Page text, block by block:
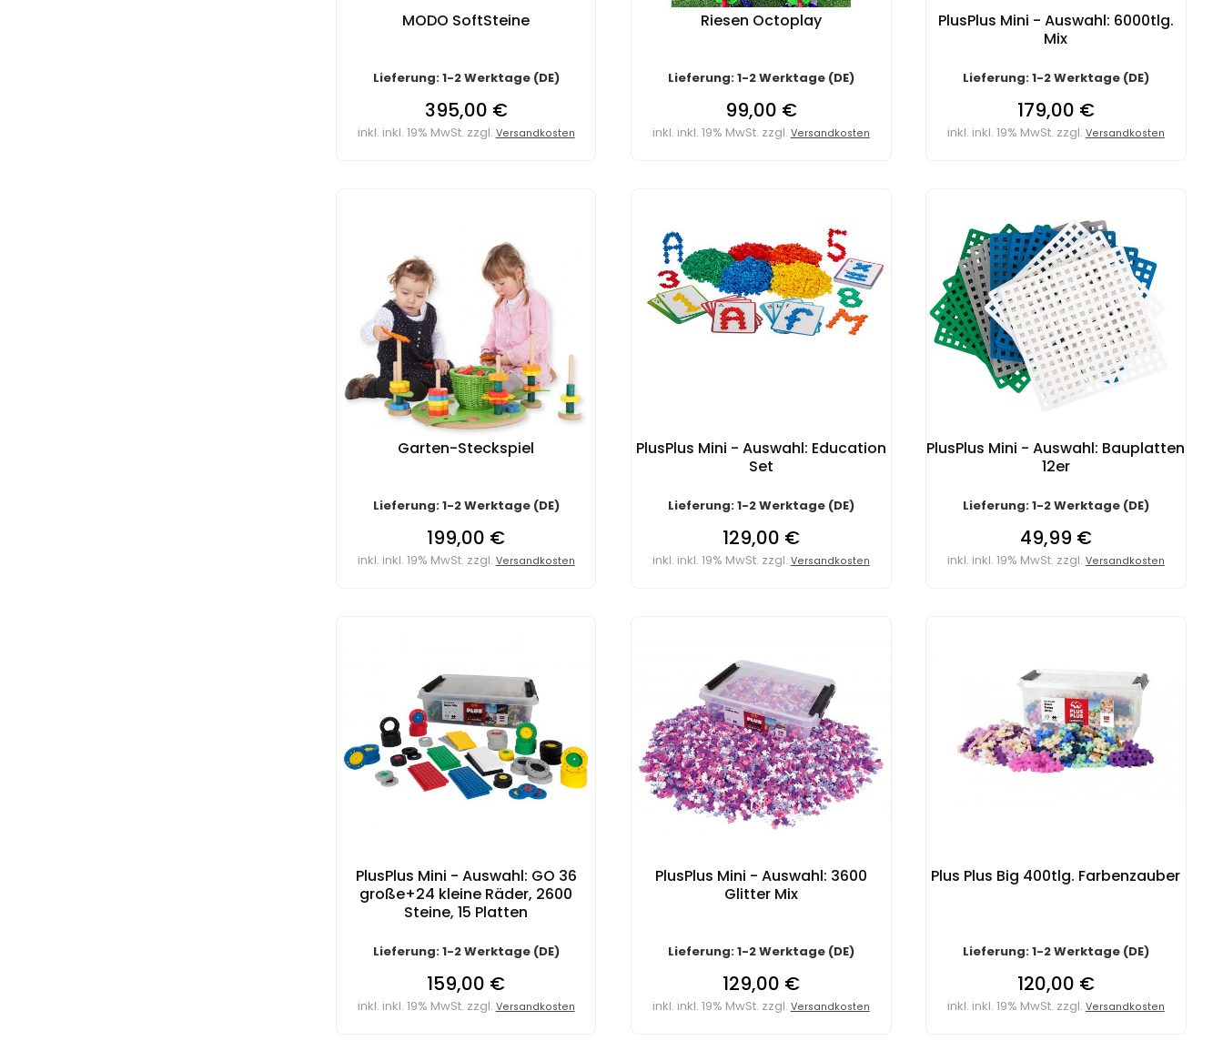
MODO SoftSteine
Lieferung: 1-2 Werktage (DE)
395,00 €
inkl. inkl. 19% MwSt. zzgl. Versandkosten
Riesen Octoplay
Lieferung: 1-2 Werktage (DE)
99,00 €
inkl. inkl. 19% MwSt. zzgl. Versandkosten
PlusPlus Mini - Auswahl: 6000tlg.
Mix
Lieferung: 1-2 Werktage (DE)
179,00 €
inkl. inkl. 19% MwSt. zzgl. Versandkosten
Garten-Steckspiel
Lieferung: 1-2 Werktage (DE)
199,00 €
inkl. inkl. 19% MwSt. zzgl. Versandkosten
PlusPlus Mini - Auswahl: Education
Set
Lieferung: 1-2 Werktage (DE)
129,00 €
inkl. inkl. 19% MwSt. zzgl. Versandkosten
PlusPlus Mini - Auswahl: Bauplatten
12er
Lieferung: 1-2 Werktage (DE)
49,99 €
inkl. inkl. 19% MwSt. zzgl. Versandkosten
PlusPlus Mini - Auswahl: GO 36
große+24 kleine Räder, 2600
Steine, 15 Platten
Lieferung: 1-2 Werktage (DE)
159,00 €
inkl. inkl. 19% MwSt. zzgl. Versandkosten
PlusPlus Mini - Auswahl: 3600
Glitter Mix
Lieferung: 1-2 Werktage (DE)
129,00 €
inkl. inkl. 19% MwSt. zzgl. Versandkosten
Plus Plus Big 400tlg. Farbenzauber
Lieferung: 1-2 Werktage (DE)
120,00 €
inkl. inkl. 19% MwSt. zzgl. Versandkosten